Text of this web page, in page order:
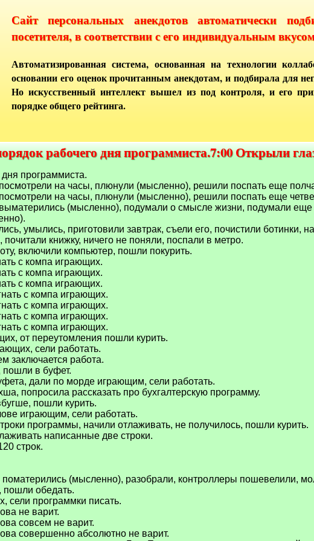
Сайт персональных анекдотов автоматически
посетителя, в соответствии с его индивидуальным
Автоматизированная система, основанная на технологии
основании его оценок прочитанным анекдотам, и подбирала для
Но искусственный интеллект вышел из под контроля, и его
порядке общего рейтинга.
рабочего дня программиста.7:00 Открыли
рабочего дня программиста.7:00 Открыли
программиста.
на часы, плюнули (мысленно), решили поспать еще
на часы, плюнули (мысленно), решили поспать еще
(мысленно), подумали о смысле жизни, подумали еще
умылись, приготовили завтрак, съели его, почистили ботинки,
книжку, ничего не поняли, поспали в метро.
включили компьютер, пошли покурить.
с компа играющих.
с компа играющих.
с компа играющих.
с компа играющих.
с компа играющих.
с компа играющих.
с компа играющих.
от переутомления пошли курить.
сели работать.
заключается работа.
пошли в буфет.
дали по морде играющим, сели работать.
попросила рассказать про бухгалтерскую программу.
пошли курить.
играющим, сели работать.
программы, начили отлаживать, не получилось, пошли курить.
написанные две строки.
строк.
(мысленно), разобрали, контроллеры пошевелили,
пошли обедать.
сели программки писать.
не варит.
совсем не варит.
совершенно абсолютно не варит.